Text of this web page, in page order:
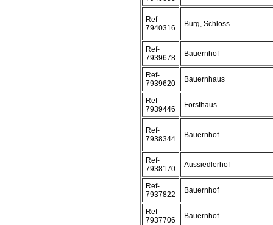
Ref-
7940316
Burg, Schloss
Ref-
7939678
Bauernhof
Ref-
7939620
Bauernhaus
Ref-
7939446
Forsthaus
Ref-
7938344
Bauernhof
Ref-
7938170
Aussiedlerhof
Ref-
7937822
Bauernhof
Ref-
7937706
Bauernhof